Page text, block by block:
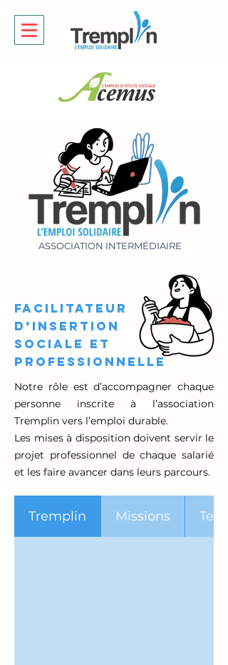
ASSOCIATION INTERMÉDIAIRE
FACILITATEUR
D’INSERTION
SOCIALE ET
PROFESSIONNELLE
Notre rôle est d’accompagner chaque
personne inscrite à l’association
Tremplin vers l’emploi durable.
Les mises à disposition doivent servir le
projet professionnel de chaque salarié
et les faire avancer dans leurs parcours.
Tremplin Missions